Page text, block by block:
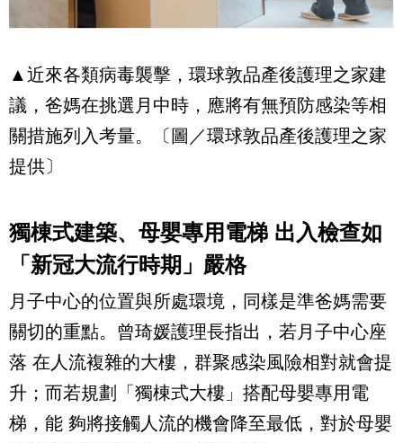
▲近來各類病毒襲擊，環球敦品產後護理之家建
議，爸媽在挑選月中時，應將有無預防感染等相
關措施列入考量。〔圖／環球敦品產後護理之家
提供〕
獨棟式建築、母嬰專用電梯 出入檢查如
「新冠大流行時期」嚴格
月子中心的位置與所處環境，同樣是準爸媽需要
關切的重點。曾琦媛護理長指出，若月子中心座
落 在人流複雜的大樓，群聚感染風險相對就會提
升；而若規劃「獨棟式大樓」搭配母嬰專用電
梯，能 夠將接觸人流的機會降至最低，對於母嬰